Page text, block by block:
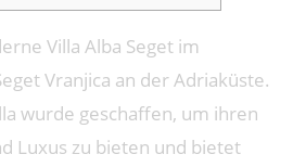
Villa Alba Seget im
Vranjica an der Adriaküste.
wurde geschaffen, um ihren
Luxus zu bieten und bietet